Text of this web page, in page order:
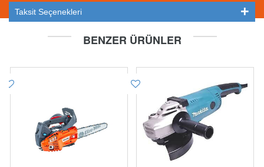
Taksit Seçenekleri
BENZER ÜRÜNLER